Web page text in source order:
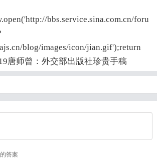
bbs.service.sina.com.cn/foru
blog/images/icon/jian.gif');return
唐师曾：外交部出版社珍贵手稿
答案